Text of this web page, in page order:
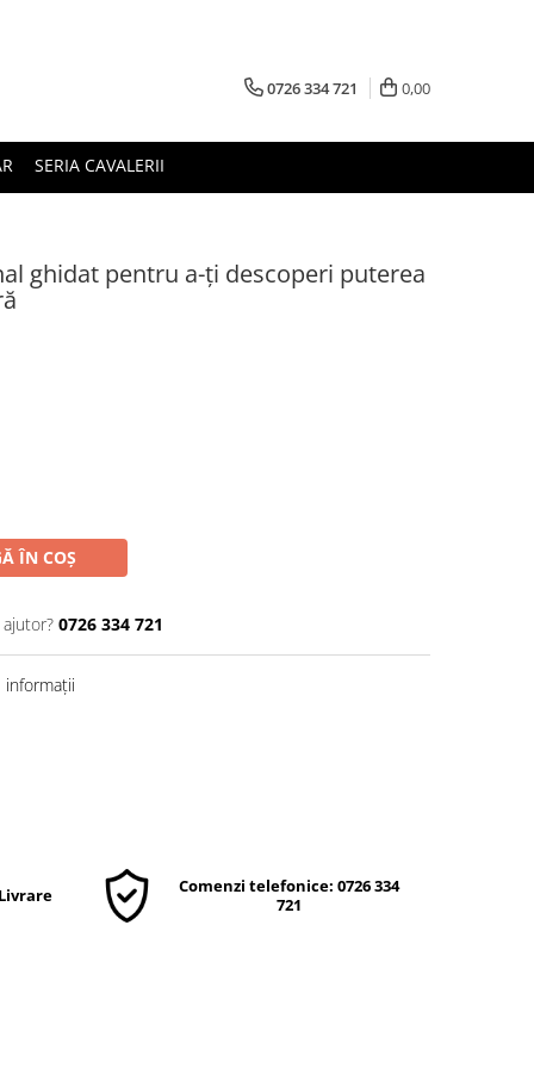
0726 334 721 0,00
SERIA CAVALERII
ghidat pentru a-ţi descoperi puterea
ÎN COȘ
0726 334 721
Comenzi telefonice: 0726 334
721